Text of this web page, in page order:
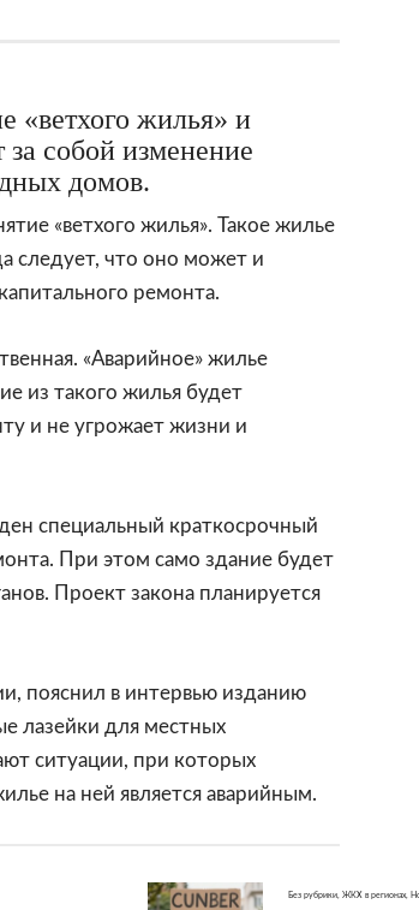
«ветхого жилья» и
за собой изменение
домов.
«ветхого жилья». Такое жилье
следует, что оно может и
ремонта.
«Аварийное» жилье
из такого жилья будет
и не угрожает жизни и
специальный краткосрочный
При этом само здание будет
Проект закона планируется
пояснил в интервью изданию
лазейки для местных
ситуации, при которых
на ней является аварийным.
Без рубрики ЖКХ в регионах